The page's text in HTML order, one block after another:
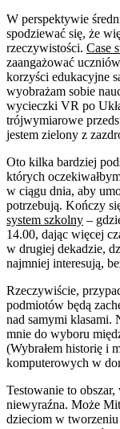
W perspektywie
spodziewać się, że
rzeczywistości. Case
zaangażować
korzyści edukacyjne
wyobrażam sobie
wycieczki VR po
trójwymiarowe
jestem zielony z
Oto kilka bardziej
których
w ciągu dnia, aby
potrzebują. Kończy
system szkolny –
14.00, dając więcej
w drugiej dekadzie,
najmniej interesują,
Rzeczywiście,
podmiotów będą
nad samymi klasami.
mnie do wyboru
(Wybrałem historię i
komputerowych w
Testowanie to
niewyraźna. Może
dzieciom w